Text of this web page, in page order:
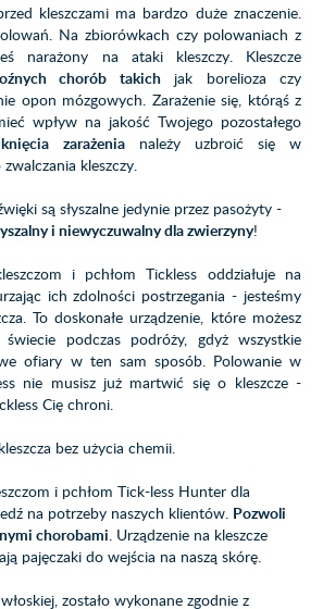
kleszczami ma bardzo duże znaczenie.
Na zbiorówkach czy polowaniach z
narażony na ataki kleszczy. Kleszcze
chorób takichjak borelioza czy
opon mózgowych. Zarażenie się, którąś z
wpływ na jakość Twojego pozostałego
zarażenianależy uzbroić się w
kleszczy.
są słyszalne jedynie przez pasożyty -
i niewyczuwalny dla zwierzyny!
i pchłom Tickless oddziałuje na
ich zdolności postrzegania - jesteśmy
To doskonałe urządzenie, które możesz
podczas podróży, gdyż wszystkie
ofiary w ten sam sposób. Polowanie w
nie musisz już martwić się o kleszcze -
Cię chroni.
bez użycia chemii.
i pchłom Tick-less Hunter dla
na potrzeby naszych klientów. Pozwoli
chorobami . Urządzenie na kleszcze
pajęczaki do wejścia na naszą skórę.
zostało wykonane zgodnie z